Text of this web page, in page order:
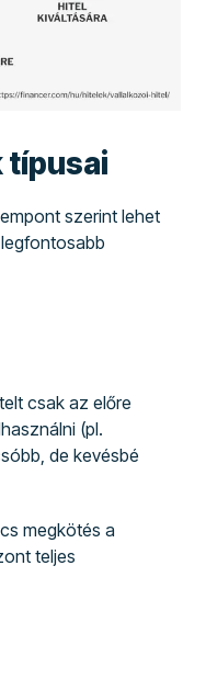
típusai
szerint lehet
csak az előre
(pl.
de kevésbé
megkötés a
teljes